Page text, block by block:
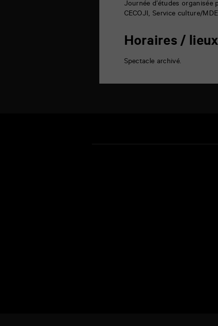
Journée d’études organisée
CECOJI, Service culture/
Horaires / lieux
Spectacle archivé.